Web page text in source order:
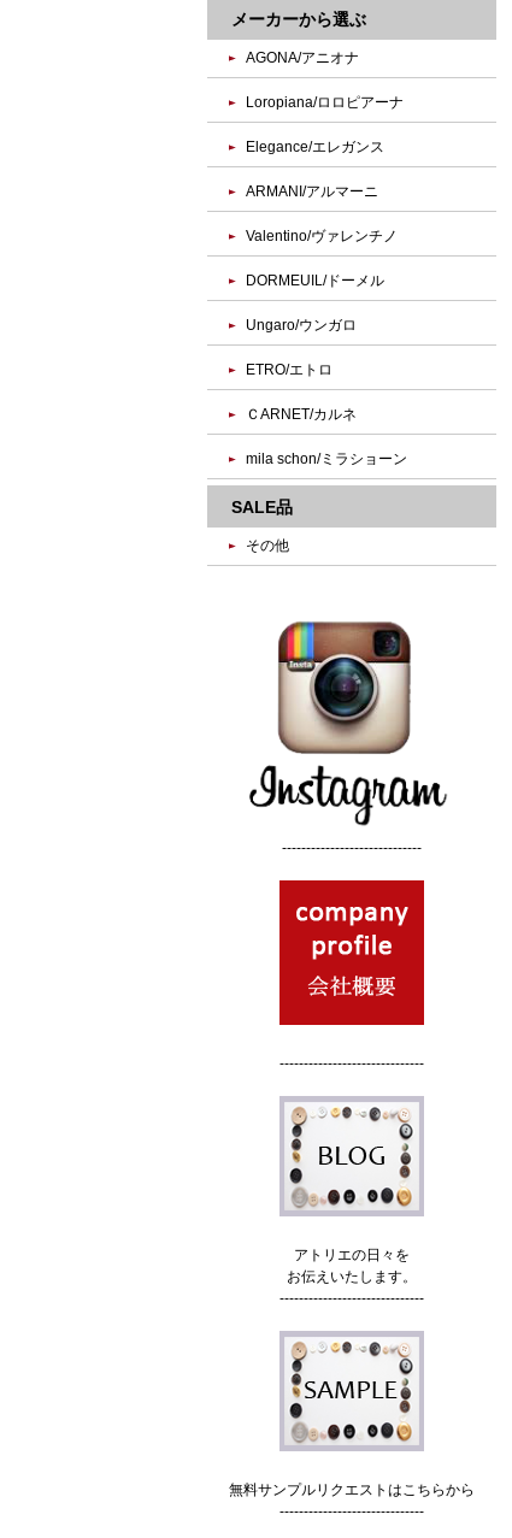
メーカーから選ぶ
AGONA/アニオナ
Loropiana/ロロピアーナ
Elegance/エレガンス
ARMANI/アルマーニ
Valentino/ヴァレンチノ
DORMEUIL/ドーメル
Ungaro/ウンガロ
ETRO/エトロ
ＣARNET/カルネ
mila schon/ミラショーン
SALE品
その他
-----------------------------
------------------------------
アトリエの日々を
お伝えいたします。
------------------------------
無料サンプルリクエストはこちらから
------------------------------